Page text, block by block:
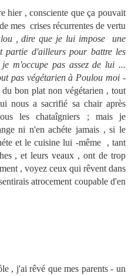
, consciente que ça pouvait
mes crises récurrentes de vertu
, dire que je lui impose une
partie d'ailleurs pour battre les
m'occupe pas assez de lui ...
pas végétarien à Poulou moi -
bon plat non végétarien , tout
nous a sacrifié sa chair après
les chataîgniers ; mais je
ni n'en achéte jamais , si le
et le cuisine lui -même , tant
, et leurs veaux , ont de trop
, voyez ceux qui rêvent dans
atrocement coupable d'en
rêvé que mes parents - un